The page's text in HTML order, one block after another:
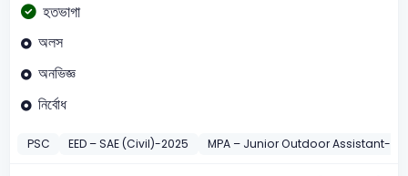
হতভাগা
অলস
অনভিজ্ঞ
নির্বোধ
PSC EED – SAE (Civil)-2025 MPA – Junior Outdoor Assistant-